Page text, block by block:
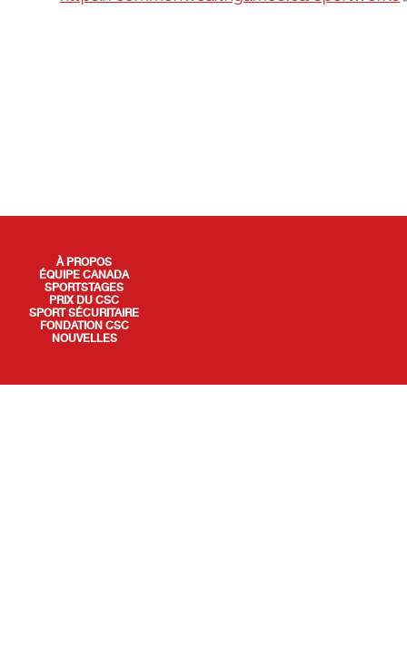
QUICK LINKS
À PROPOS
ÉQUIPE CANADA
SPORTSTAGES
PRIX DU CSC
SPORT SÉCURITAIRE
FONDATION CSC
NOUVELLES